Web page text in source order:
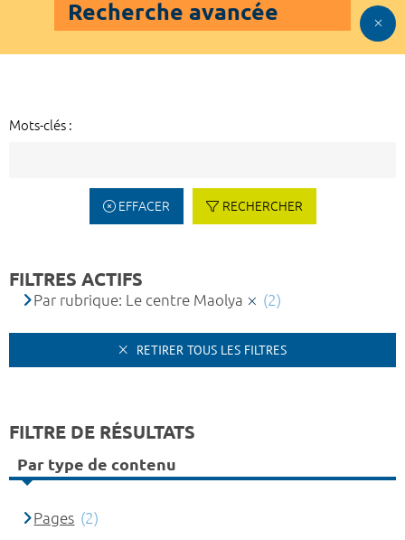
Recherche avancée
Mots-clés :
EFFACER RECHERCHER
FILTRES ACTIFS
Par rubrique: Le centre Maolya (2)
RETIRER TOUS LES FILTRES
FILTRE DE RÉSULTATS
Par type de contenu
Pages (2)